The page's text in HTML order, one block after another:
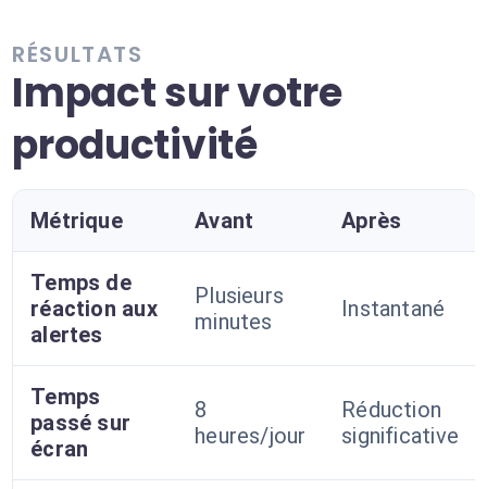
RÉSULTATS
Impact sur votre
productivité
Métrique Avant Après
Temps de
réaction aux
alertes
Plusieurs
minutes
Instantané
Temps
passé sur
écran
8
heures/jour
Réduction
significative